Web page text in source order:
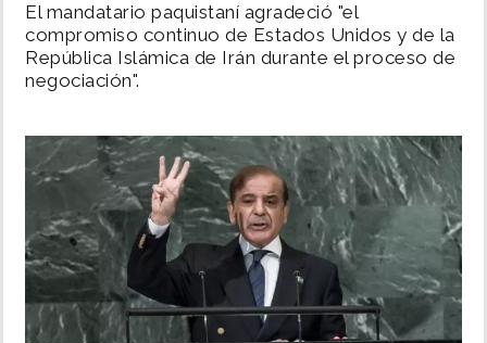
POLÍTICA
DEPORTES
MUNDO
INSÓLITAS
El mandatario paquistaní agradeció "el
compromiso continuo de Estados Unidos y de la
República Islámica de Irán durante el proceso de
negociación".